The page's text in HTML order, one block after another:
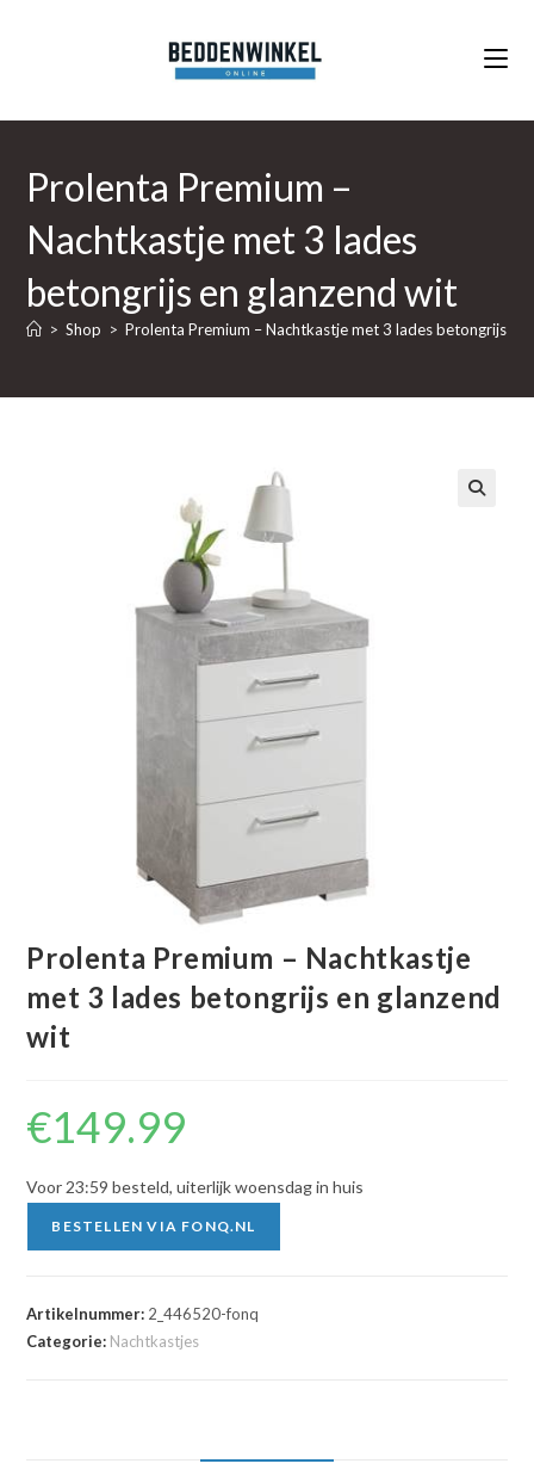
Prolenta Premium –
Nachtkastje met 3 lades
betongrijs en glanzend wit
> Shop > Prolenta Premium – Nachtkastje met 3 lades betongrijs en
Prolenta Premium – Nachtkastje
met 3 lades betongrijs en glanzend
wit
€149.99
Voor 23:59 besteld, uiterlijk woensdag in huis
BESTELLEN VIA FONQ.NL
Artikelnummer: 2_446520-fonq
Categorie: Nachtkastjes